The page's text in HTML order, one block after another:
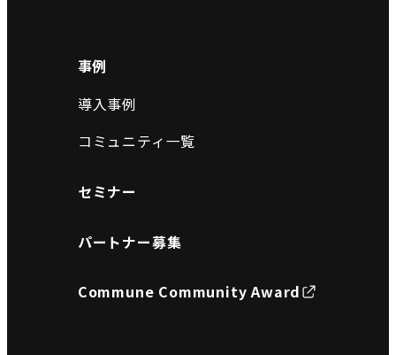
事例
導入事例
コミュニティ一覧
セミナー
パートナー募集
Commune Community Award